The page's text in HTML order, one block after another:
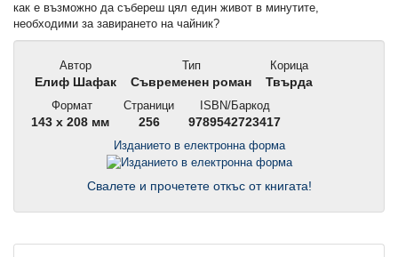
как е възможно да събереш цял един живот в минутите,
необходими за завирането на чайник?
Автор
Елиф Шафак
Тип
Съвременен роман
Корица
Твърда
Формат
143 x 208 мм
Страници
256
ISBN/Баркод
9789542723417
Изданието в електронна форма
Свалете и прочетете откъс от книгата!